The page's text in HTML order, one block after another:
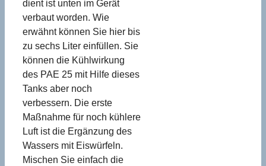
dient ist unten im Gerät
verbaut worden. Wie
erwähnt können Sie hier bis
zu sechs Liter einfüllen. Sie
können die Kühlwirkung
des PAE 25 mit Hilfe dieses
Tanks aber noch
verbessern. Die erste
Maßnahme für noch kühlere
Luft ist die Ergänzung des
Wassers mit Eiswürfeln.
Mischen Sie einfach die